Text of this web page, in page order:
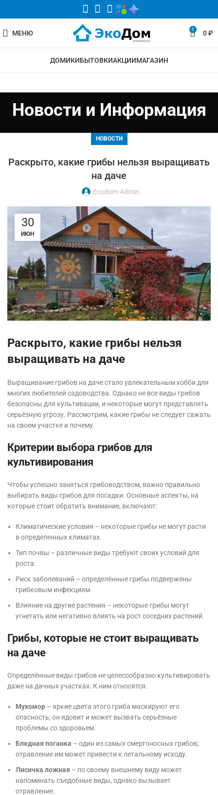
МЕНЮ 0 0₽
ДОМИКИБЫТОВКИАКЦИИМАГАЗИН
Новости и Информация
НОВОСТИ
Раскрыто, какие грибы нельзя выращивать
на даче
Ecodom-Admin
30
ИЮН
Раскрыто, какие грибы нельзя
выращивать на даче
Выращивание грибов на даче стало увлекательным хобби для
многих любителей садоводства. Однако не все виды грибов
безопасны для культивации, и некоторые могут представлять
серьёзную угрозу. Рассмотрим, какие грибы не следует сажать
на своем участке и почему.
Критерии выбора грибов для
культивирования
Чтобы успешно заняться грибоводством, важно правильно
выбирать виды грибов для посадки. Основные аспекты, на
которые стоит обратить внимание, включают:
Климатические условия – некоторые грибы не могут расти
в определенных климатах.
Тип почвы – различные виды требуют своих условий для
роста.
Риск заболеваний – определённые грибы подвержены
грибковым инфекциям.
Влияние на другие растения – некоторые грибы могут
угнетать или негативно влиять на рост соседних растений.
Грибы, которые не стоит выращивать
на даче
Определённые виды грибов не целесообразно культивировать
даже на дачных участках. К ним относятся:
Мухомор – яркие цвета этого гриба маскируют его
опасность; он ядовит и может вызвать серьёзные
проблемы со здоровьем.
Бледная поганка – один из самых смертоносных грибов;
отравление им может привести к летальному исходу.
Лисичка ложная – по своему внешнему виду может
напоминать съедобные виды, однако вызывает
отравление.